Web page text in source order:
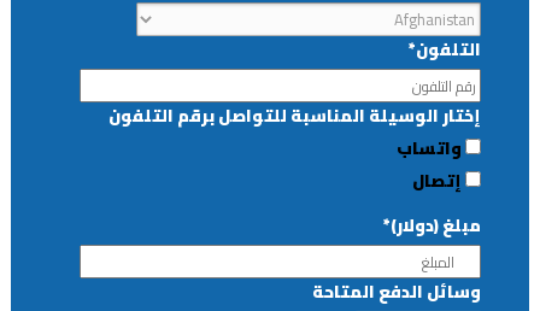
التلفون*
إختار الوسيلة المناسبة للتواصل برقم التلفون
واتساب
إتصال
مبلغ (دولار)*
وسائل الدفع المتاحة